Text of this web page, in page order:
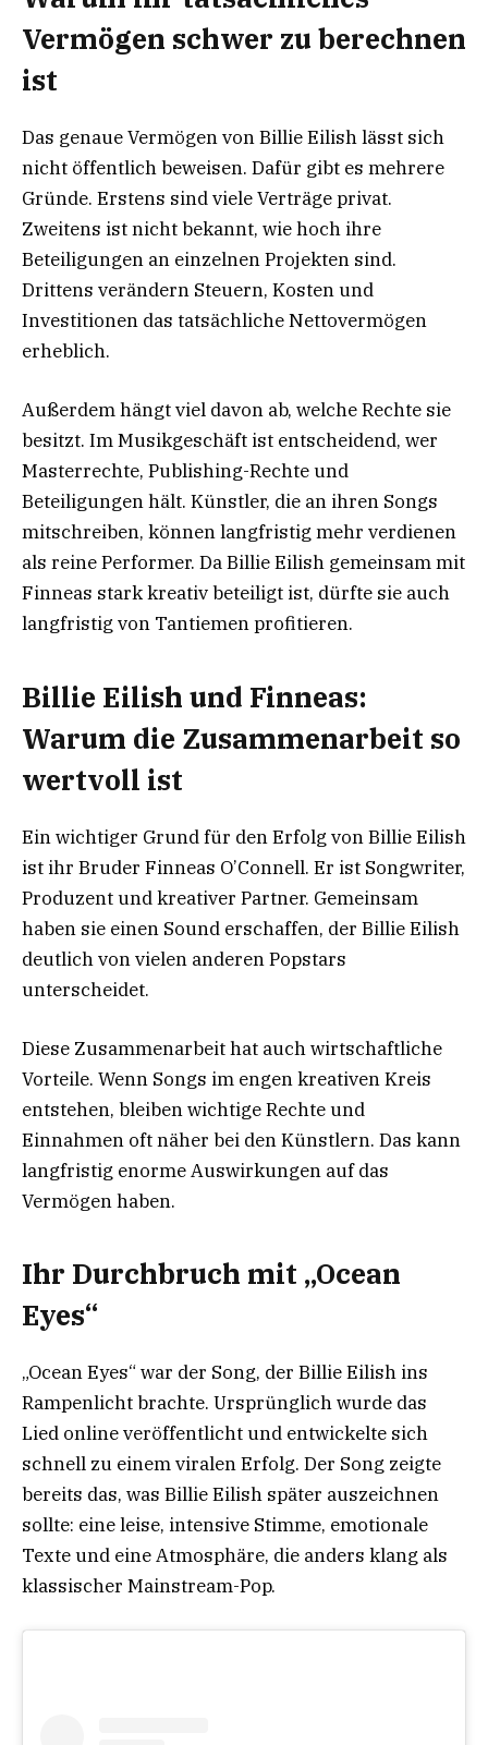
Vermögen schwer zu berechnen
ist
Das genaue Vermögen von Billie Eilish lässt sich
nicht öffentlich beweisen. Dafür gibt es mehrere
Gründe. Erstens sind viele Verträge privat.
Zweitens ist nicht bekannt, wie hoch ihre
Beteiligungen an einzelnen Projekten sind.
Drittens verändern Steuern, Kosten und
Investitionen das tatsächliche Nettovermögen
erheblich.
Außerdem hängt viel davon ab, welche Rechte sie
besitzt. Im Musikgeschäft ist entscheidend, wer
Masterrechte, Publishing-Rechte und
Beteiligungen hält. Künstler, die an ihren Songs
mitschreiben, können langfristig mehr verdienen
als reine Performer. Da Billie Eilish gemeinsam mit
Finneas stark kreativ beteiligt ist, dürfte sie auch
langfristig von Tantiemen profitieren.
Billie Eilish und Finneas:
Warum die Zusammenarbeit so
wertvoll ist
Ein wichtiger Grund für den Erfolg von Billie Eilish
ist ihr Bruder Finneas O’Connell. Er ist Songwriter,
Produzent und kreativer Partner. Gemeinsam
haben sie einen Sound erschaffen, der Billie Eilish
deutlich von vielen anderen Popstars
unterscheidet.
Diese Zusammenarbeit hat auch wirtschaftliche
Vorteile. Wenn Songs im engen kreativen Kreis
entstehen, bleiben wichtige Rechte und
Einnahmen oft näher bei den Künstlern. Das kann
langfristig enorme Auswirkungen auf das
Vermögen haben.
Ihr Durchbruch mit „Ocean
Eyes“
„Ocean Eyes“ war der Song, der Billie Eilish ins
Rampenlicht brachte. Ursprünglich wurde das
Lied online veröffentlicht und entwickelte sich
schnell zu einem viralen Erfolg. Der Song zeigte
bereits das, was Billie Eilish später auszeichnen
sollte: eine leise, intensive Stimme, emotionale
Texte und eine Atmosphäre, die anders klang als
klassischer Mainstream-Pop.